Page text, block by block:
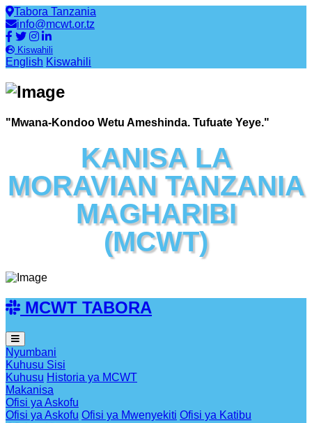
Tabora Tanzania
info@mcwt.or.tz
Kiswahili
English Kiswahili
"Mwana-Kondoo Wetu Ameshinda. Tufuate Yeye."
KANISA LA
MORAVIAN TANZANIA
MAGHARIBI
(MCWT)
MCWT TABORA
Nyumbani
Kuhusu Sisi
Kuhusu Historia ya MCWT
Makanisa
Ofisi ya Askofu
Ofisi ya Askofu Ofisi ya Mwenyekiti Ofisi ya Katibu